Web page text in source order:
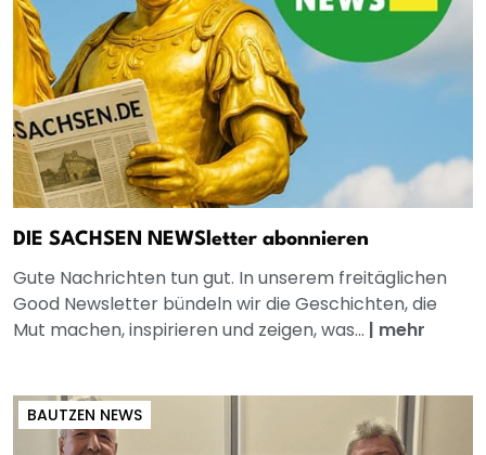
DIE SACHSEN NEWSletter abonnieren
Gute Nachrichten tun gut. In unserem freitäglichen
Good Newsletter bündeln wir die Geschichten, die
Mut machen, inspirieren und zeigen, was... | mehr
BAUTZEN NEWS